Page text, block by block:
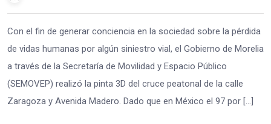
Con el fin de generar conciencia en la sociedad sobre la pérdida
de vidas humanas por algún siniestro vial, el Gobierno de Morelia
a través de la Secretaría de Movilidad y Espacio Público
(SEMOVEP) realizó la pinta 3D del cruce peatonal de la calle
Zaragoza y Avenida Madero. Dado que en México el 97 por […]